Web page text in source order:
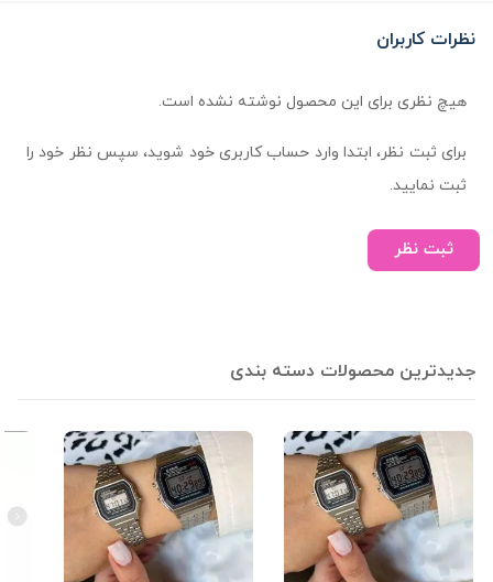
نظرات کاربران
هیچ نظری برای این محصول نوشته نشده است.
برای ثبت نظر، ابتدا وارد حساب کاربری خود شوید، سپس نظر خود را
ثبت نمایید.
ثبت نظر
جدیدترین محصولات دسته بندی